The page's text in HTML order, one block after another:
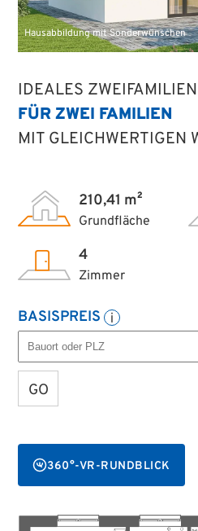
Hausabbildung mit Sonderwünschen
IDEALES
FÜR ZWEI FAMILIEN
MIT GLEICHWERTIGEN
210,41 m²
Grundfläche
4
Zimmer
BASISPREIS
GO
360°-VR-RUNDBLICK